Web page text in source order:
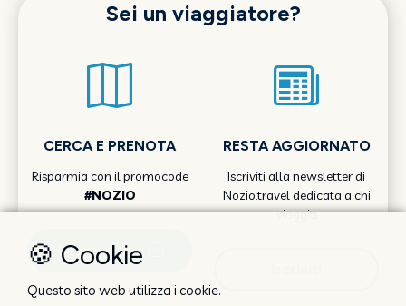
Sei un viaggiatore?
CERCA E PRENOTA
Risparmia con il promocode
#NOZIO
Scopri come
RESTA AGGIORNATO
Iscriviti alla newsletter di
Nozio.travel dedicata a chi
viaggia
🍪 Cookie
Questo sito web utilizza i cookie.